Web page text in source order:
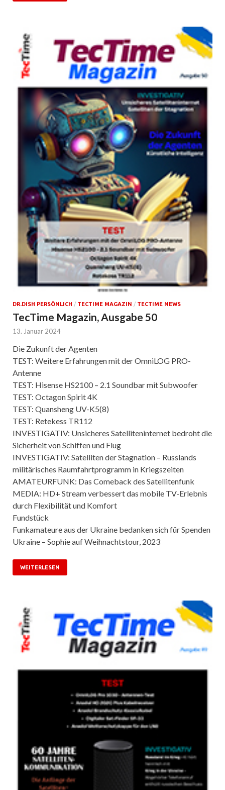
DR.DISH PERSÖNLICH / TECTIME MAGAZIN / TECTIME NEWS
TecTime Magazin, Ausgabe 50
13. Januar 2024
Die Zukunft der Agenten
TEST: Weitere Erfahrungen mit der OmniLOG PRO-
Antenne
TEST: Hisense HS2100 – 2.1 Soundbar mit Subwoofer
TEST: Octagon Spirit 4K
TEST: Quansheng UV-K5(8)
TEST: Retekess TR112
INVESTIGATIV: Unsicheres Satelliteninternet bedroht die
Sicherheit von Schiffen und Flug
INVESTIGATIV: Satelliten der Stagnation – Russlands
militärisches Raumfahrtprogramm in Kriegszeiten
AMATEURFUNK: Das Comeback des Satellitenfunk
MEDIA: HD+ Stream verbessert das mobile TV-Erlebnis
durch Flexibilität und Komfort
Fundstück
Funkamateure aus der Ukraine bedanken sich für Spenden
Ukraine – Sophie auf Weihnachtstour, 2023
WEITERLESEN